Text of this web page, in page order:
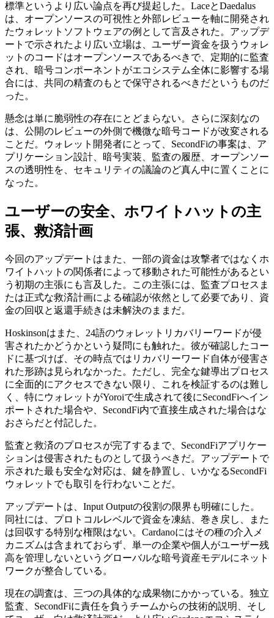
標準というより広い論点を再び提起した。LaceとDaedalus
は、オープンソースの可視性と外部レビューを軸に開発され
たウォレットソフトウェアの例として言及された。アップデ
ートで示されたより広い立場は、ユーザー資金を扱うウォレ
ットのコードはオープンソースであるべきで、定期的に監査
され、暗号コンポーネントがエコシステム全体に影響する場
合には、共同の精査のもとで保守されるべきだというものだ
った。
懸念は単に脆弱性の存在にとどまらない。さらに深刻なの
は、公開のレビューの外側で機微な暗号コードが改変される
ことだ。ウォレット開発者にとって、SecondFiの事案は、ア
プリケーション設計、暗号実装、監査の履歴、オープンソー
スの透明性を、セキュリティの議論のど真ん中に置くことに
なった。
ユーザーの安全、ホワイトハットの主
張、救済計画
今回のアップデートはまた、一部の資金は攻撃者ではなくホ
ワイトハットの関係者によって移動された可能性があるとい
う初期の主張にも言及した。この主張には、監査プロセスま
たは正式な救済計画による確認が依然として必要であり、資
金の回収と返還手続きは未解決のままだ。
Hoskinsonはまた、24語のウォレットリカバリーワードが侵
害されたかどうかという疑問にも触れた。彼が確認したコー
ドに基づけば、その時点ではリカバリーワード自体が侵害さ
れた形跡は見られなかった。ただし、完全な鍵導出プロセス
に全面的にアクセスできない限り、これを検証するのは難し
く、特にウォレットがYoroiで生成されて後にSecondFiへイン
ポートされた場合や、SecondFi内で直接生成された場合はな
おさらだと付記した。
監査と救済のプロセスが完了するまで、SecondFiアプリケー
ションは侵害されたものとして扱うべきだ。アップデートで
示された最も安全な対応は、鍵を静置し、いかなるSecondFi
ウォレットでも取引を行わないことだ。
アップデートは、Input Outputの役割の限界も明確にした。
同社には、プロトコルレベルで資金を凍結、巻き戻し、また
は回収する特別な権限はない。Cardanoにはその種の介入メ
カニズムは含まれておらず、単一の企業や個人がユーザー残
高を管理しないというグローバルな暗号資産モデルにネット
ワークが整合している。
現在の調査は、三つの具体的な成果物にかかっている。独立
監査、SecondFiに責任を負うチームからの技術的説明、そし